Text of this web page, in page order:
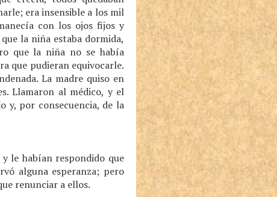
era insensible a los mil
con los ojos fijos y
la niña estaba dormida,
que la niña no se había
que pudieran equivocarle.
La madre quiso en
Llamaron al médico, y el
y, por consecuencia, de la
le habían respondido que
alguna esperanza; pero
renunciar a ellos.